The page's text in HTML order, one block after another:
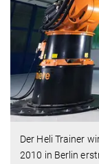
Der Heli Trainer
2010 in Berlin